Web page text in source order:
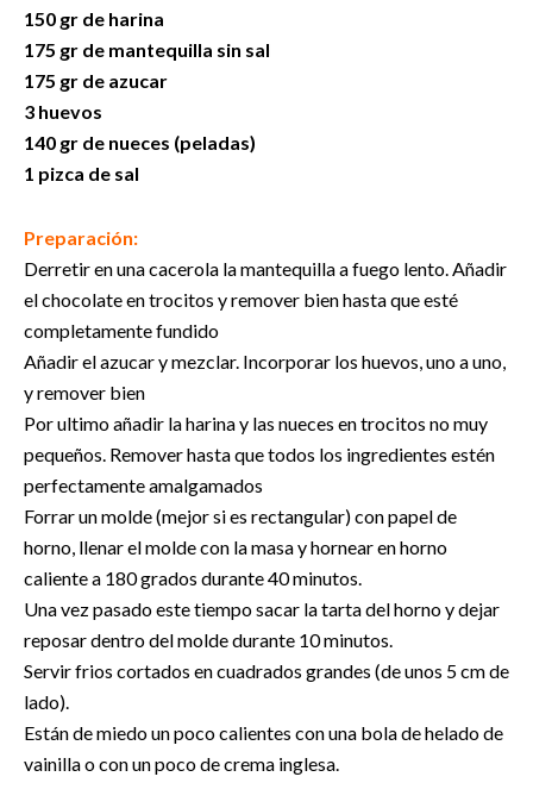
150 gr de harina
175 gr de mantequilla sin sal
175 gr de azucar
3 huevos
140 gr de nueces (peladas)
1 pizca de sal
Preparación:
Derretir en una cacerola la mantequilla a fuego lento. Añadir
el chocolate en trocitos y remover bien hasta que esté
completamente fundido
Añadir el azucar y mezclar. Incorporar los huevos, uno a uno,
y remover bien
Por ultimo añadir la harina y las nueces en trocitos no muy
pequeños. Remover hasta que todos los ingredientes estén
perfectamente amalgamados
Forrar un molde (mejor si es rectangular) con papel de
horno, llenar el molde con la masa y hornear en horno
caliente a 180 grados durante 40 minutos.
Una vez pasado este tiempo sacar la tarta del horno y dejar
reposar dentro del molde durante 10 minutos.
Servir frios cortados en cuadrados grandes (de unos 5 cm de
lado).
Están de miedo un poco calientes con una bola de helado de
vainilla o con un poco de crema inglesa.